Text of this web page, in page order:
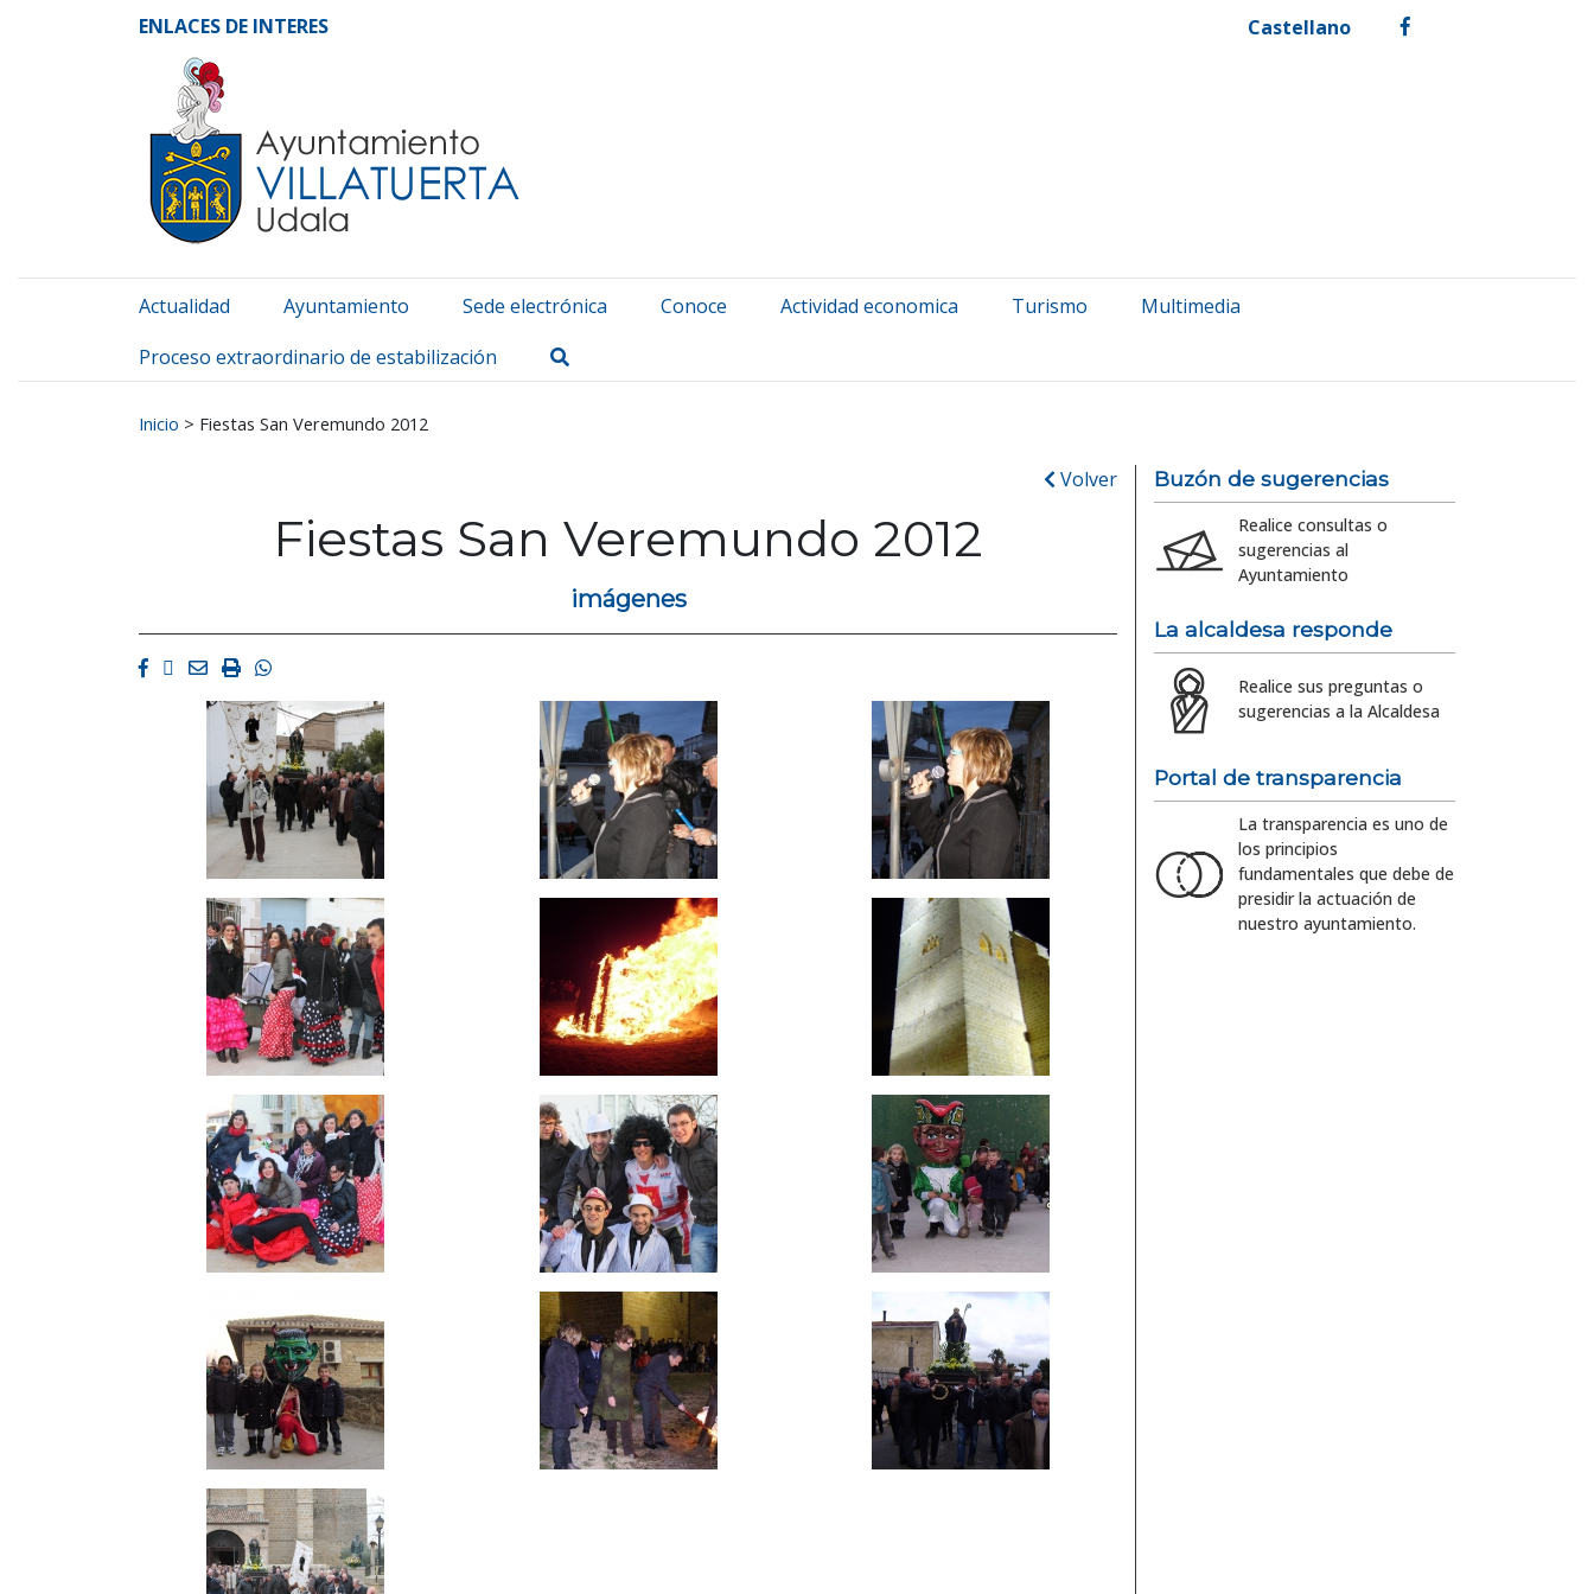
Ayuntamiento de Villatuerta Udala
ENLACES DE INTERES Castellano facebook
Actualidad Ayuntamiento Sede electrónica Conoce Actividad economica Turismo
Multimedia
Proceso extraordinario de estabilización
Inicio > Fiestas San Veremundo 2012
Volver
Fiestas San Veremundo 2012
imágenes
Facebook
Twitter
EmailImprimirWhatsapp
Buzón de sugerencias
Realice consultas o
sugerencias al
Ayuntamiento
La alcaldesa responde
Realice sus preguntas o
sugerencias a la Alcaldesa
Portal de transparencia
La transparencia es uno de
los principios
fundamentales que debe de
presidir la actuación de
nuestro ayuntamiento.